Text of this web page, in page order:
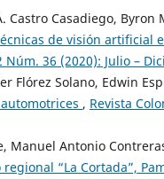
Castro Casadiego, Byron
de visión artificial
36 (2020): Julio –
Flórez Solano, Edwin
, Revista
Manuel Antonio
“La Cortada”,